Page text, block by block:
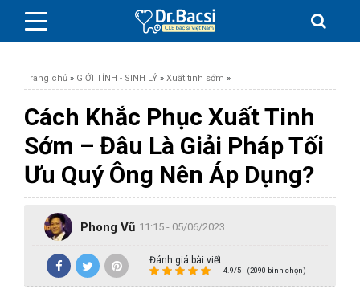
BỆNH DA LIỄU
BỆNH PHỤ KHOA
BỆNH XƯƠNG KHỚP
SỨC KHỎE GIỚI TÍNH
Trang chủ » GIỚI TÍNH - SINH LÝ » Xuất tinh sớm »
Cách Khắc Phục Xuất Tinh
Sớm – Đâu Là Giải Pháp Tối
Ưu Quý Ông Nên Áp Dụng?
Phong Vũ 11:15 - 05/06/2023
Đánh giá bài viết
4.9/5 - (2090 bình chọn)